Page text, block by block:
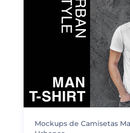
Mockups de Camisetas